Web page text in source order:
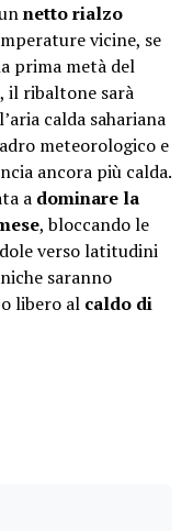
netto rialzo
vicine, se
prima metà del
il ribaltone sarà
calda sahariana
meteorologico e
ancora più calda.
a dominare la
, bloccando le
verso latitudini
saranno
libero al caldo di